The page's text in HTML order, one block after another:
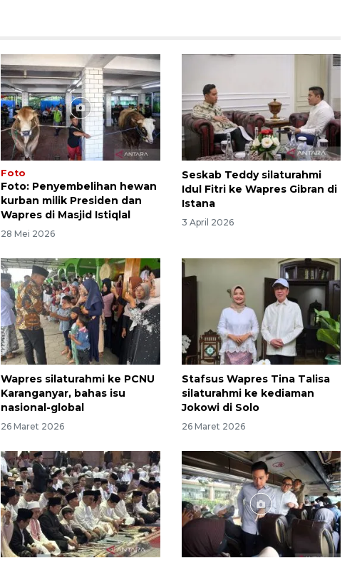
Foto
Foto: Penyembelihan hewan
kurban milik Presiden dan
Wapres di Masjid Istiqlal
28 Mei 2026
Seskab Teddy silaturahmi
Idul Fitri ke Wapres Gibran di
Istana
3 April 2026
Wapres silaturahmi ke PCNU
Karanganyar, bahas isu
nasional-global
26 Maret 2026
Stafsus Wapres Tina Talisa
silaturahmi ke kediaman
Jokowi di Solo
26 Maret 2026